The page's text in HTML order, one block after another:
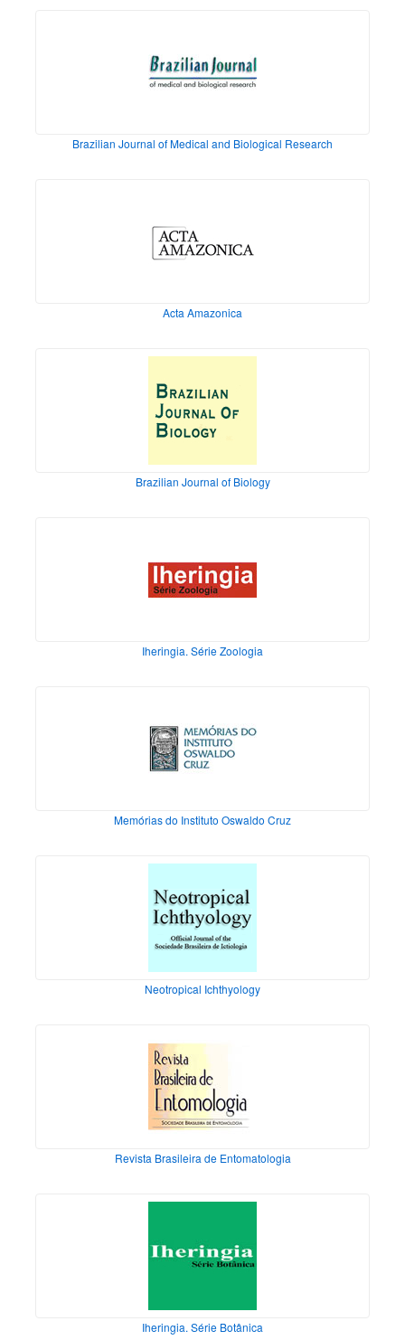
Brazilian Journal of Medical and Biological Research
Acta Amazonica
Brazilian Journal of Biology
Iheringia. Série Zoologia
Memórias do Instituto Oswaldo Cruz
Neotropical Ichthyology
Revista Brasileira de Entomatologia
Iheringia. Série Botânica